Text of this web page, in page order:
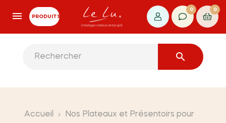
PRODUITS
0 0

Accueil
Nos Plateaux et Présentoirs pour